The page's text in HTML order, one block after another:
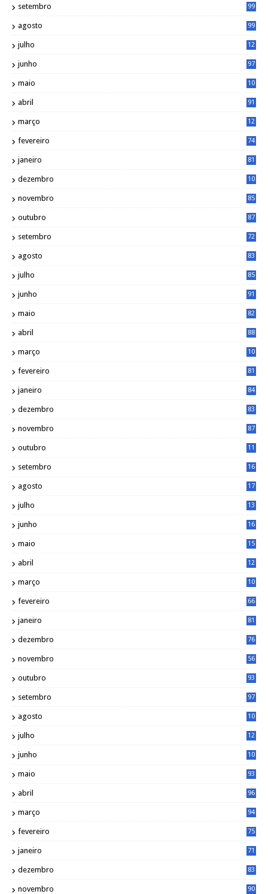
setembro 99
agosto 99
julho
12
junho 97
maio
10
abril 91
março
12
fevereiro 74
janeiro 81
dezembro
10
novembro 85
outubro 87
setembro 72
agosto 83
julho 85
junho 91
maio 82
abril 88
março
10
fevereiro 81
janeiro 84
dezembro 83
novembro 87
outubro
11
setembro
16
agosto
17
julho
13
junho
16
maio
15
abril
12
março
10
fevereiro 66
janeiro 81
dezembro 76
novembro 56
outubro 93
setembro 97
agosto
10
julho
12
junho
10
maio 93
abril 96
março 94
fevereiro 75
janeiro 71
dezembro 83
novembro 90